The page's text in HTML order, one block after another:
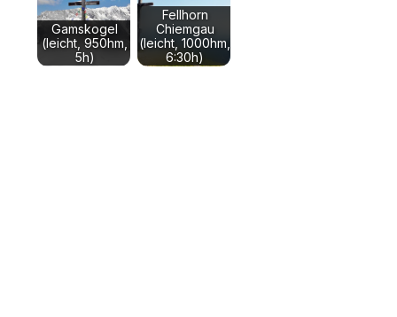
Gamskogel
(leicht, 950hm,
5h)
Fellhorn
Chiemgau
(leicht, 1000hm,
6:30h)